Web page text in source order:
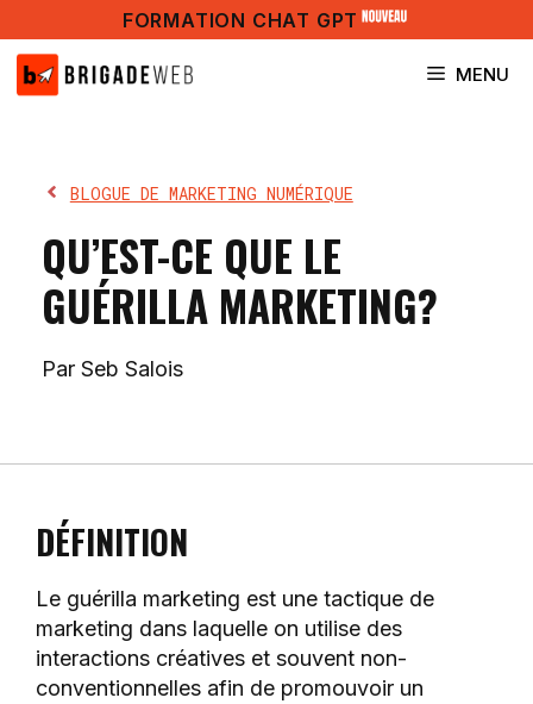
au
contenu
FORMATION CHAT GPT
MENU
BLOGUE DE MARKETING NUMÉRIQUE
QU’EST-CE QUE LE
GUÉRILLA MARKETING?
Par Seb Salois
DÉFINITION
Le guérilla marketing est une tactique de
marketing dans laquelle on utilise des
interactions créatives et souvent non-
conventionnelles afin de promouvoir un